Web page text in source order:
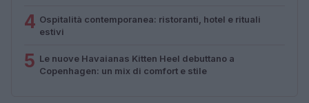
4 Ospitalità contemporanea: ristoranti, hotel e rituali
estivi
5 Le nuove Havaianas Kitten Heel debuttano a
Copenhagen: un mix di comfort e stile